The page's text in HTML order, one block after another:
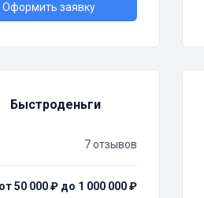
Оформить заявку
Быстроденьги
7 отзывов
от 50 000 ₽ до 1 000 000 ₽